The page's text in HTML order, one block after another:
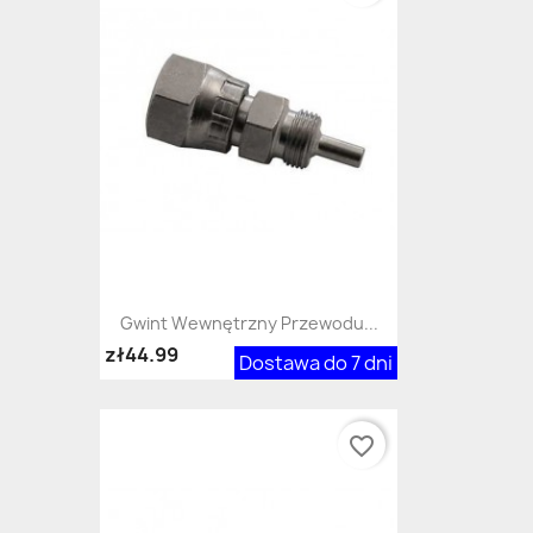
Gwint Wewnętrzny Przewodu...
Dostawa do 7 dni
zł44.99
favorite_border